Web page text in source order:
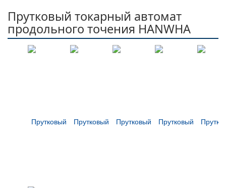
Прутковый токарный автомат
продольного точения HANWHA